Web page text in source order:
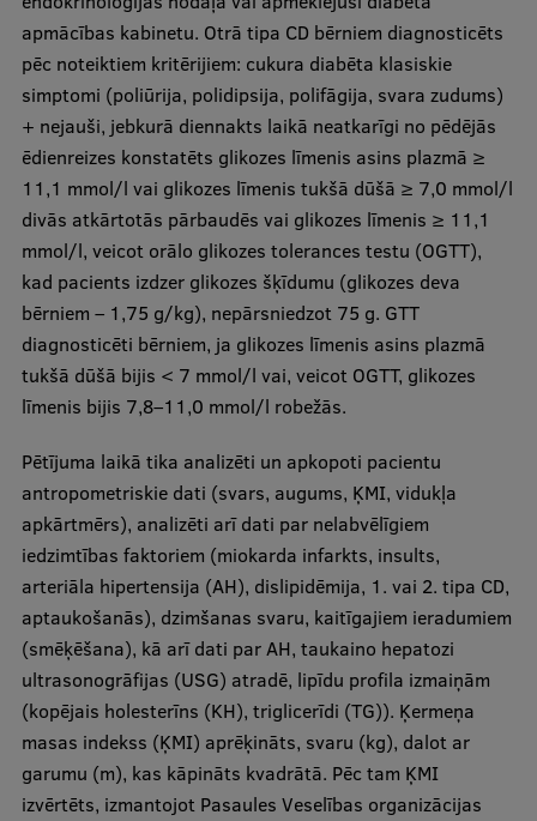
apmācības kabinetu. Otrā tipa CD bērniem diagnosticēts
pēc noteiktiem kritērijiem: cukura diabēta klasiskie
simptomi (poliūrija, polidipsija, polifāgija, svara zudums)
+ nejauši, jebkurā diennakts laikā neatkarīgi no pēdējās
ēdienreizes konstatēts glikozes līmenis asins plazmā ≥
11,1 mmol/l vai glikozes līmenis tukšā dūšā ≥ 7,0 mmol/l
divās atkārtotās pārbaudēs vai glikozes līmenis ≥ 11,1
mmol/l, veicot orālo glikozes tolerances testu (OGTT),
kad pacients izdzer glikozes šķīdumu (glikozes deva
bērniem – 1,75 g/kg), nepārsniedzot 75 g. GTT
diagnosticēti bērniem, ja glikozes līmenis asins plazmā
tukšā dūšā bijis < 7 mmol/l vai, veicot OGTT, glikozes
līmenis bijis 7,8–11,0 mmol/l robežās.
Pētījuma laikā tika analizēti un apkopoti pacientu
antropometriskie dati (svars, augums, ĶMI, vidukļa
apkārtmērs), analizēti arī dati par nelabvēlīgiem
iedzimtības faktoriem (miokarda infarkts, insults,
arteriāla hipertensija (AH), dislipidēmija, 1. vai 2. tipa CD,
aptaukošanās), dzimšanas svaru, kaitīgajiem ieradumiem
(smēķēšana), kā arī dati par AH, taukaino hepatozi
ultrasonogrāfijas (USG) atradē, lipīdu profila izmaiņām
(kopējais holesterīns (KH), triglicerīdi (TG)). Ķermeņa
masas indekss (ĶMI) aprēķināts, svaru (kg), dalot ar
garumu (m), kas kāpināts kvadrātā. Pēc tam ĶMI
izvērtēts, izmantojot Pasaules Veselības organizācijas